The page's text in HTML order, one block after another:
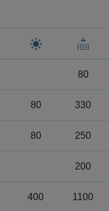
80
80 330
80 250
200
400 1100